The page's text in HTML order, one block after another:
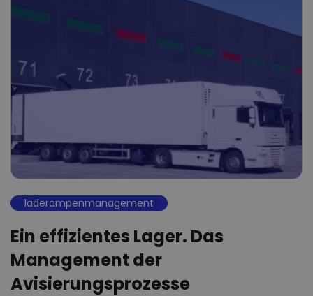
laderampenmanagement
Ein effizientes Lager. Das
Management der
Avisierungsprozesse